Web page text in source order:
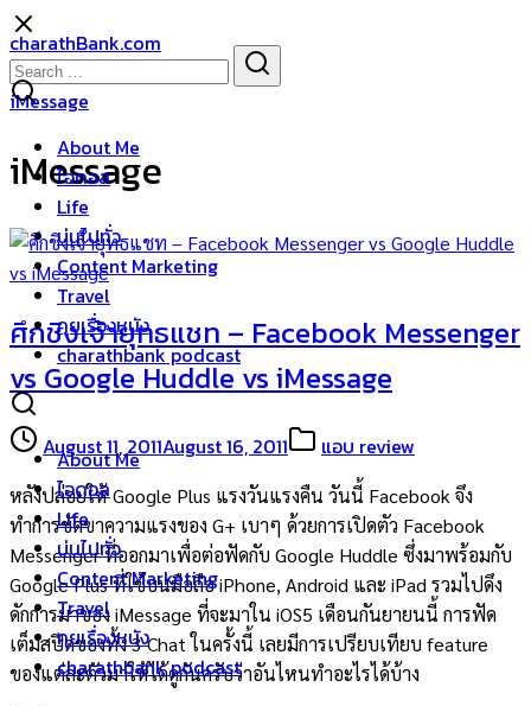
Skip
to
content
charathBank.com
About Me
ไอดอล
Life
บ่นไปทั่ว
Content Marketing
Travel
คุยเรื่องหนัง
charathbank podcast
About Me
ไอดอล
Life
บ่นไปทั่ว
Content Marketing
Travel
คุยเรื่องหนัง
charathbank podcast
Search
for:
iMessage
iMessage
ศึกชิงเจ้ายุทธแชท – Facebook Messenger
vs Google Huddle vs iMessage
August 11, 2011August 16, 2011 แอบ review
หลังปล่อยให้ Google Plus แรงวันแรงคืน วันนี้ Facebook จึง
ทำการขัดขาความแรงของ G+ เบาๆ ด้วยการเปิดตัว Facebook
Messenger ที่ออกมาเพื่อต่อฟัดกับ Google Huddle ซึ่งมาพร้อมกับ
Google Plus ที่ใช้บนมือถือ iPhone, Android และ iPad รวมไปดึง
ดักการมาของ iMessage ที่จะมาใน iOS5 เดือนกันยายนนี้ การฟัด
เต็มสปีดของทั้ง 3 Chat ในครั้งนี้ เลยมีการเปรียบเทียบ feature
ของแต่ละตัวมาให้ได้ดูกันครับว่าอันไหนทำอะไรได้บ้าง